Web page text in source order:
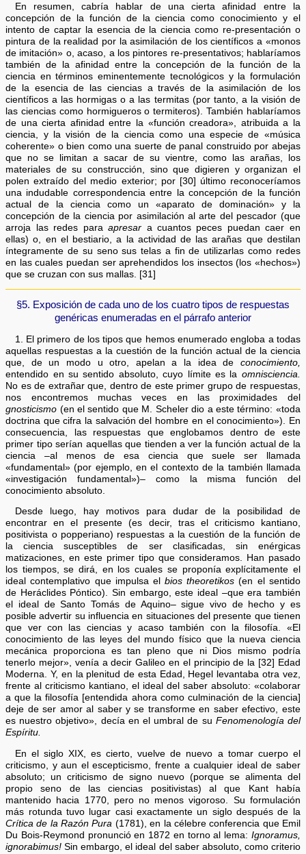
En resumen, cabría hablar de una cierta afinidad entre la
concepción de la función de la ciencia como conocimiento y el
intento de captar la esencia de la ciencia como re-presentación o
pintura de la realidad por la asimilación de los científicos a «monos
de imitación» o, acaso, a los pintores re-presentativos; hablaríamos
también de la afinidad entre la concepción de la función de la
ciencia en términos eminentemente tecnológicos y la formulación
de la esencia de las ciencias a través de la asimilación de los
científicos a las hormigas o a las termitas (por tanto, a la visión de
las ciencias como hormigueros o termiteros). También hablaríamos
de una cierta afinidad entre la «función creadora», atribuida a la
ciencia, y la visión de la ciencia como una especie de «música
coherente» o bien como una suerte de panal construido por abejas
que no se limitan a sacar de su vientre, como las arañas, los
materiales de su construcción, sino que digieren y organizan el
polen extraído del medio exterior; por [30] último reconoceríamos
una indudable correspondencia entre la concepción de la función
actual de la ciencia como un «aparato de dominación» y la
concepción de la ciencia por asimilación al arte del pescador (que
arroja las redes paraapresar a cuantos peces puedan caer en
ellas) o, en el bestiario, a la actividad de las arañas que destilan
íntegramente de su seno sus telas a fin de utilizarlas como redes
en las cuales puedan ser aprehendidos los insectos (los «hechos»)
que se cruzan con sus mallas. [31]
§5. Exposición de cada uno de los cuatro tipos de respuestas
genéricas enumeradas en el párrafo anterior
1. El primero de los tipos que hemos enumerado engloba a todas
aquellas respuestas a la cuestión de la función actual de la ciencia
que, de un modo u otro, apelan a la idea de conocimiento,
entendido en su sentido absoluto, cuyo límite es la omnisciencia.
No es de extrañar que, dentro de este primer grupo de respuestas,
nos encontremos muchas veces en las proximidades del
gnosticismo (en el sentido que M. Scheler dio a este término: «toda
doctrina que cifra la salvación del hombre en el conocimiento»). En
consecuencia, las respuestas que englobamos dentro de este
primer tipo serían aquellas que tienden a ver la función actual de la
ciencia –al menos de esa ciencia que suele ser llamada
«fundamental» (por ejemplo, en el contexto de la también llamada
«investigación fundamental»)– como la misma función del
conocimiento absoluto.
Desde luego, hay motivos para dudar de la posibilidad de
encontrar en el presente (es decir, tras el criticismo kantiano,
positivista o popperiano) respuestas a la cuestión de la función de
la ciencia susceptibles de ser clasificadas, sin enérgicas
matizaciones, en este primer tipo que consideramos. Han pasado
los tiempos, se dirá, en los cuales se proponía explícitamente el
ideal contemplativo que impulsa elbios theoretikos (en el sentido
de Heráclides Póntico). Sin embargo, este ideal –que era también
el ideal de Santo Tomás de Aquino– sigue vivo de hecho y es
posible advertir su influencia en situaciones del presente que tienen
que ver con las ciencias y acaso también con la filosofía. «El
conocimiento de las leyes del mundo físico que la nueva ciencia
mecánica proporciona es tan pleno que ni Dios mismo podría
tenerlo mejor», venía a decir Galileo en el principio de la [32] Edad
Moderna. Y, en la plenitud de esta Edad, Hegel levantaba otra vez,
frente al criticismo kantiano, el ideal del saber absoluto: «colaborar
a que la filosofía [entendida ahora como culminación de la ciencia]
deje de ser amor al saber y se transforme en saber efectivo, este
es nuestro objetivo», decía en el umbral de su Fenomenología del
Espíritu.
En el siglo XIX, es cierto, vuelve de nuevo a tomar cuerpo el
criticismo, y aun el escepticismo, frente a cualquier ideal de saber
absoluto; un criticismo de signo nuevo (porque se alimenta del
propio seno de las ciencias positivistas) al que Kant había
mantenido hacia 1770, pero no menos vigoroso. Su formulación
más rotunda tuvo lugar casi exactamente un siglo después de la
Crítica de la Razón Pura (1781), en la célebre conferencia que Emil
Du Bois-Reymond pronunció en 1872 en torno al lema: Ignoramus,
ignorabimus! Sin embargo, el ideal del saber absoluto, como criterio